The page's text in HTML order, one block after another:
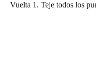
Vuelta 1. Teje todos los